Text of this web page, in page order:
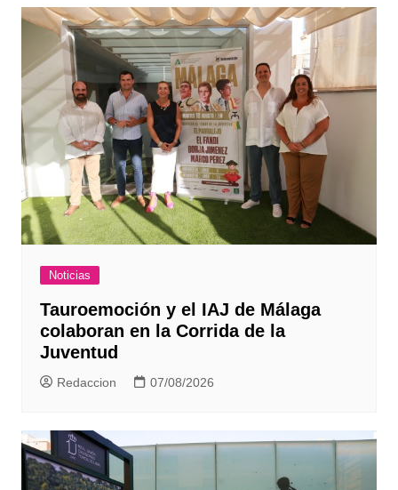
Noticias
Tauroemoción y el IAJ de Málaga
colaboran en la Corrida de la
Juventud
Redaccion 07/08/2026